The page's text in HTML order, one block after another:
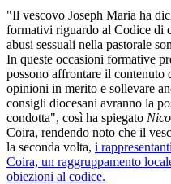
"Il vescovo Joseph Maria ha
formativi riguardo al Codice di
abusi sessuali nella pastorale
In queste occasioni formative
possono affrontare il contenuto
opinioni in merito e sollevare
consigli diocesani avranno la
condotta", così ha spiegato
Coira, rendendo noto che il
la seconda volta, i
Coira, un raggruppamento
obiezioni al codice.